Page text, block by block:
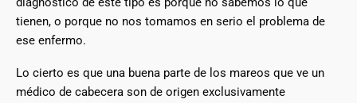
tienen, o porque no nos tomamos en serio el problema de
ese enfermo.
Lo cierto es que una buena parte de los mareos que ve un
médico de cabecera son de origen exclusivamente